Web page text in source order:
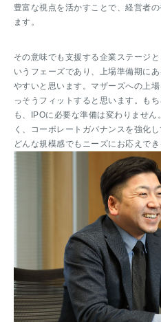
豊富な視点を活かすことで、経営者
ます。
その意味でも支援する企業ステージ
いうフェーズであり、上場準備期に
やすいと思います。マザーズへの上
っそうフィットすると思います。も
も、IPOに必要な準備は変わりませ
く、コーポレートガバナンスを強化
どんな規模感でもニーズにお応えで